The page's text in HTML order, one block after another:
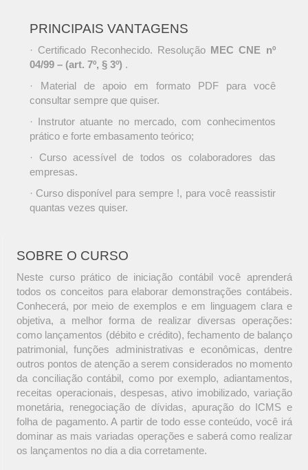
PRINCIPAIS VANTAGENS
· Certificado Reconhecido. Resolução MEC CNE nº
04/99 – (art. 7º, § 3º) .
· Material de apoio em formato PDF para você
consultar sempre que quiser.
· Instrutor atuante no mercado, com conhecimentos
prático e forte embasamento teórico;
· Curso acessível de todos os colaboradores das
empresas.
· Curso disponível para sempre !, para você reassistir
quantas vezes quiser.
SOBRE O CURSO
Neste curso prático de iniciação contábil você aprenderá
todos os conceitos para elaborar demonstrações contábeis.
Conhecerá, por meio de exemplos e em linguagem clara e
objetiva, a melhor forma de realizar diversas operações:
como lançamentos (débito e crédito), fechamento de balanço
patrimonial, funções administrativas e econômicas, dentre
outros pontos de atenção a serem considerados no momento
da conciliação contábil, como por exemplo, adiantamentos,
receitas operacionais, despesas, ativo imobilizado, variação
monetária, renegociação de dívidas, apuração do ICMS e
folha de pagamento. A partir de todo esse conteúdo, você irá
dominar as mais variadas operações e saberá como realizar
os lançamentos no dia a dia corretamente.